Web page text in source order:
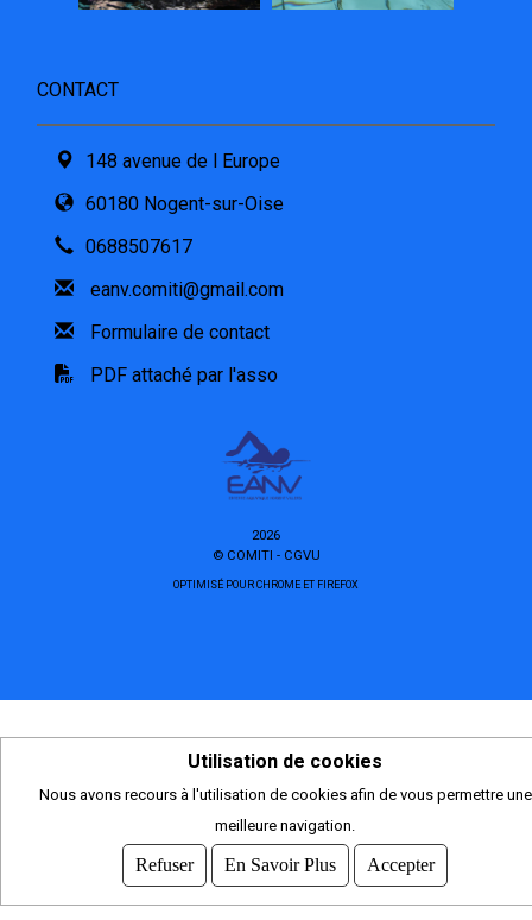
CONTACT
148 avenue de l Europe
60180 Nogent-sur-Oise
0688507617
eanv.comiti@gmail.com
Formulaire de contact
PDF attaché par l'asso
2026
© COMITI - CGVU
OPTIMISÉ POUR CHROME ET FIREFOX
Utilisation de cookies
Nous avons recours à l'utilisation de cookies afin de vous permettre une
meilleure navigation.
Refuser En Savoir Plus Accepter